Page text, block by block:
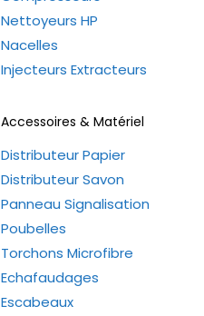
Nettoyeurs HP
Nacelles
Injecteurs Extracteurs
Accessoires & Matériel
Distributeur Papier
Distributeur Savon
Panneau Signalisation
Poubelles
Torchons Microfibre
Echafaudages
Escabeaux